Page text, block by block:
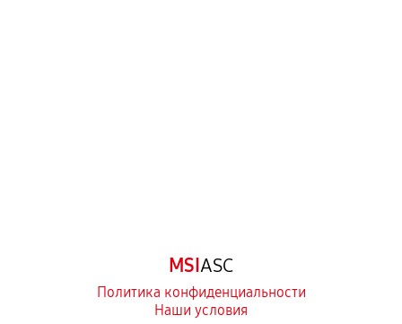
MSIASC
Политика конфиденциальности
Наши условия